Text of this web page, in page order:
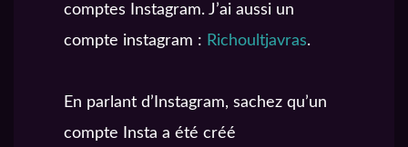
comptes Instagram. J’ai aussi un
compte instagram : Richoultjavras.
En parlant d’Instagram, sachez qu’un
compte Insta a été créé